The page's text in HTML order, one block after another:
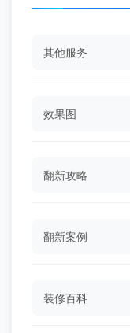
其他服务
效果图
翻新攻略
翻新案例
装修百科